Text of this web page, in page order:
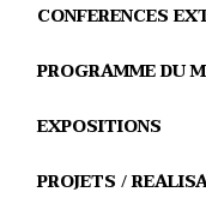
CONFERENCES
PROGRAMME DU
EXPOSITIONS
PROJETS /